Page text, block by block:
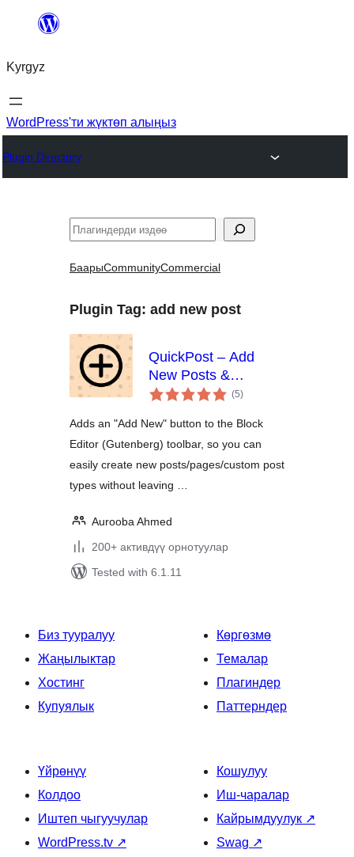
Мазмунга
Kyrgyz
WordPress'ти жүктөп алыңыз
Plugin Directory
Издөө
БаарыCommunityCommercial
Plugin Tag: add new post
QuickPost – Add
New Posts &
Duplicate from the
(5total
ratings
)
Adds an "Add New" button to the Block
Editor (Gutenberg) toolbar, so you can
easily create new posts/pages/custom post
types without leaving …
Aurooba Ahmed
200+ активдүү орнотуулар
Tested with 6.1.11
Биз тууралуу
Жаңылыктар
Хостинг
Купуялык
Көргөзмө
Темалар
Плагиндер
Паттерндер
Үйрөнүү
Колдоо
Иштеп чыгуучулар
WordPress.tv ↗
Кошулуу
Иш-чаралар
Кайрымдуулук ↗
Swag ↗